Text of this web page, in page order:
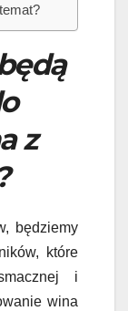
z
będziemy
które
i
wina